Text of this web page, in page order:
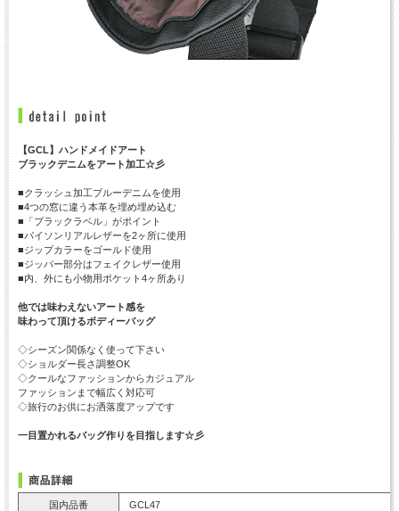
【GCL】ハンドメイドアート
ブラックデニムをアート加工☆彡
■クラッシュ加工ブルーデニムを使用
■4つの窓に違う本革を埋め埋め込む
■「ブラックラベル」がポイント
■パイソンリアルレザーを2ヶ所に使用
■ジップカラーをゴールド使用
■ジッパー部分はフェイクレザー使用
■内、外にも小物用ポケット4ヶ所あり
他では味わえないアート感を
味わって頂けるボディーバッグ
◇シーズン関係なく使って下さい
◇ショルダー長さ調整OK
◇クールなファッションからカジュアル
ファッションまで幅広く対応可
◇旅行のお供にお洒落度アップです
一目置かれるバッグ作りを目指します☆彡
国内品番 GCL47